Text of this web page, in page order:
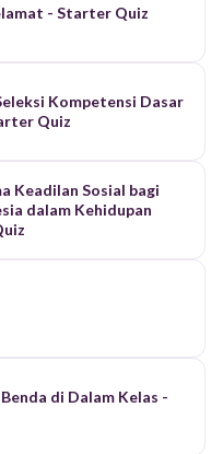
- Starter Quiz
Kompetensi Dasar
Quiz
Keadilan Sosial bagi
dalam Kehidupan
di Dalam Kelas -